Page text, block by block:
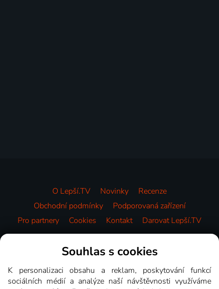
O Lepší.TV Novinky
Recenze
Obchodní podmínky
Podporovaná zařízení
Pro partnery
Cookies Kontakt Darovat Lepší.TV
Videotéka
Souhlas s cookies
K personalizaci obsahu a reklam, poskytování funkcí
sociálních médií a analýze naší návštěvnosti využíváme